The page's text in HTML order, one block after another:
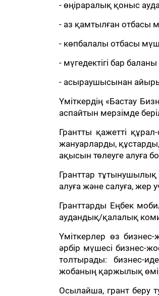
- өңіраралық қоныс
- аз қамтылған отбасы
- көпбалалы отбасы
- мүгедектігі бар
- асыраушысынан
Үміткердің «Бастау
аспайтын мерзімде
Грантты қажетті
жануарларды,
ақысын төлеуге алуға
Гранттар
алуға және салуға, жер
Гранттарды Еңбек
аудандық/қалалық
Үміткерлер өз
әрбір мүшесі бизнес-
толтырады: бизнес-
жобаның қаржылық
Осылайша, грант беру